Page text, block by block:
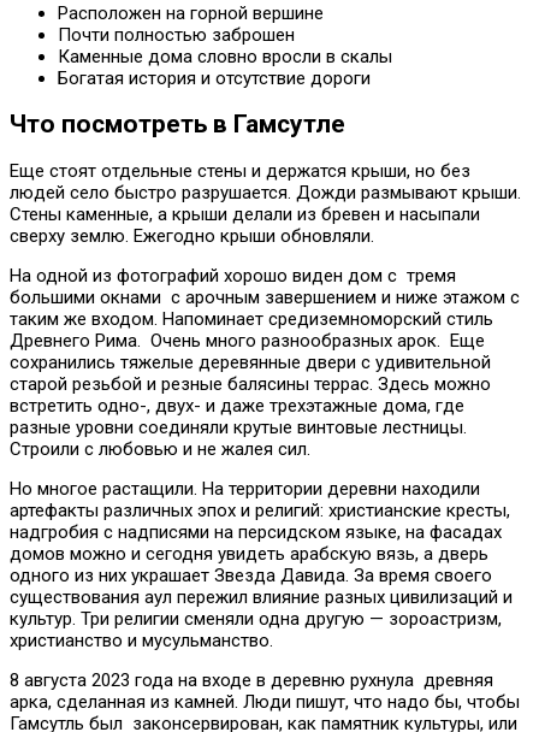
Расположен на горной вершине
Почти полностью заброшен
Каменные дома словно вросли в скалы
Богатая история и отсутствие дороги
Что посмотреть в Гамсутле
Еще стоят отдельные стены и держатся крыши, но без
людей село быстро разрушается. Дожди размывают крыши.
Стены каменные, а крыши делали из бревен и насыпали
сверху землю. Ежегодно крыши обновляли.
На одной из фотографий хорошо виден дом с тремя
большими окнами с арочным завершением и ниже этажом с
таким же входом. Напоминает средиземноморский стиль
Древнего Рима. Очень много разнообразных арок. Еще
сохранились тяжелые деревянные двери с удивительной
старой резьбой и резные балясины террас. Здесь можно
встретить одно-, двух- и даже трехэтажные дома, где
разные уровни соединяли крутые винтовые лестницы.
Строили с любовью и не жалея сил.
Но многое растащили. На территории деревни находили
артефакты различных эпох и религий: христианские кресты,
надгробия с надписями на персидском языке, на фасадах
домов можно и сегодня увидеть арабскую вязь, а дверь
одного из них украшает Звезда Давида. За время своего
существования аул пережил влияние разных цивилизаций и
культур. Три религии сменяли одна другую — зороастризм,
христианство и мусульманство.
8 августа 2023 года на входе в деревню рухнула древняя
арка, сделанная из камней. Люди пишут, что надо бы, чтобы
Гамсутль был законсервирован, как памятник культуры, или